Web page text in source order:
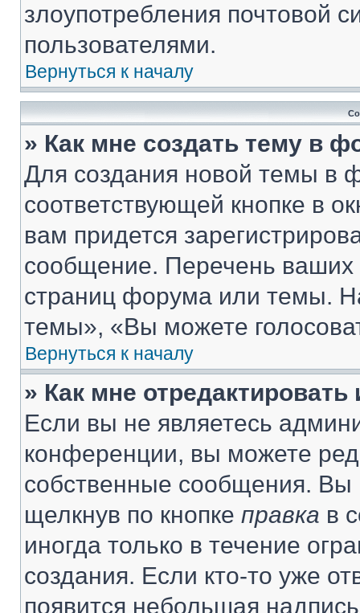
злоупотребления почтовой
пользователями.
Вернуться к началу
» Как мне создать тему в
Для создания новой темы в
соответствующей кнопке в
вам придется
сообщение. Перечень ваших
страниц форума или темы.
темы», «Вы можете
Вернуться к началу
» Как мне
Если вы не являетесь
конференции, вы можете
собственные сообщения. Вы
щелкнув по кнопке правка в
иногда только в течение
создания. Если кто-то уже
появится небольшая